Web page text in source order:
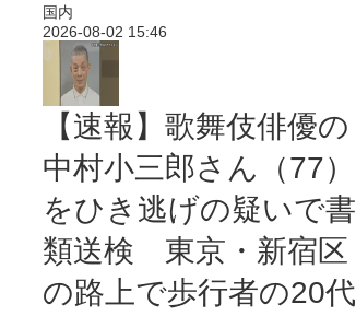
国内
2026-08-02 15:46
【速報】歌舞伎俳優の
中村小三郎さん（77）
をひき逃げの疑いで書
類送検 東京・新宿区
の路上で歩行者の20代